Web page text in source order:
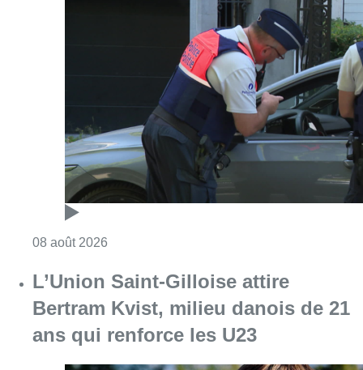
08 août 2026
L’Union Saint-Gilloise attire
Bertram Kvist, milieu danois de 21
ans qui renforce les U23